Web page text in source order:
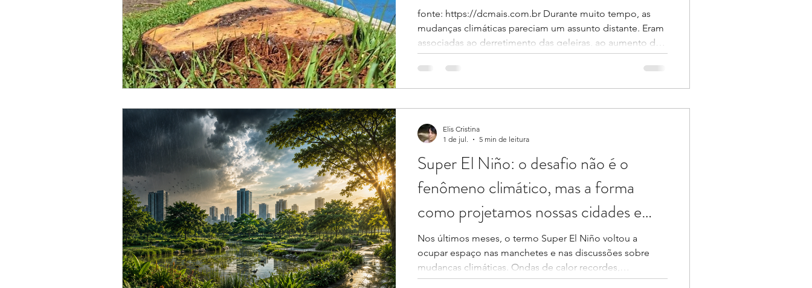
fonte: https://dcmais.com.br Durante muito tempo, as
mudanças climáticas pareciam um assunto distante. Eram
associadas ao derretimento das geleiras, ao aumento do
nível dos oceanos ou a eventos extremos em lugares que
raramente faziam parte do nosso cotidiano. Essa
percepção mudou. Hoje, a crise climática não começa
muito antes, em pequenas decisões que tomamos sem
perceber
Super El Niño: o desafio não é o
fenômeno climático, mas a forma
como projetamos nossas cidades e
territórios
Nos últimos meses, o termo Super El Niño voltou a
ocupar espaço nas manchetes e nas discussões sobre
mudanças climáticas. Ondas de calor recordes,
enchentes, secas prolongadas e incêndios florestais
Elis Cristina
1 de jul.
5 min de leitura